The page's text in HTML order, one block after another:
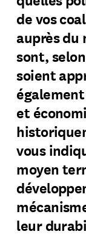
de vos
auprès du
sont,
soient
et
vous
moyen
leur